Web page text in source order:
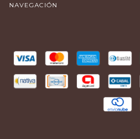
NAVEGACIÓN